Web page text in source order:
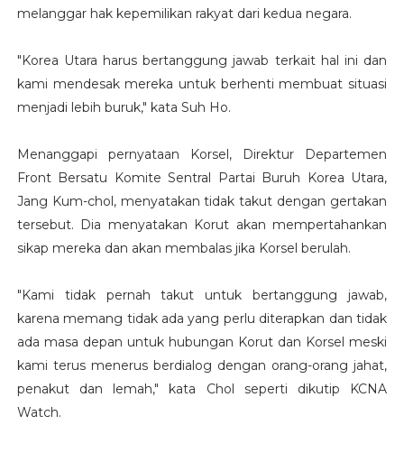
melanggar hak kepemilikan rakyat dari kedua negara.
"Korea Utara harus bertanggung jawab terkait hal ini dan
kami mendesak mereka untuk berhenti membuat situasi
menjadi lebih buruk," kata Suh Ho.
Menanggapi pernyataan Korsel, Direktur Departemen
Front Bersatu Komite Sentral Partai Buruh Korea Utara,
Jang Kum-chol, menyatakan tidak takut dengan gertakan
tersebut. Dia menyatakan Korut akan mempertahankan
sikap mereka dan akan membalas jika Korsel berulah.
"Kami tidak pernah takut untuk bertanggung jawab,
karena memang tidak ada yang perlu diterapkan dan tidak
ada masa depan untuk hubungan Korut dan Korsel meski
kami terus menerus berdialog dengan orang-orang jahat,
penakut dan lemah," kata Chol seperti dikutip KCNA
Watch.